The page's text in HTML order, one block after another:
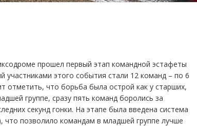
прошел первый этап командной эстафеты
участниками этого события стали 12 команд – по 6
отметить, что борьба была острой как у старших,
группе, сразу пять команд боролись за
секунд гонки. На этапе была введена система
что позволило командам в младшей группе лучше